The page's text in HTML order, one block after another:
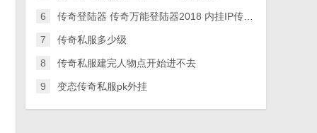
6 传奇登陆器 传奇万能登陆器2018 内挂IP传奇登陆器下载
7 传奇私服多少级
8 传奇私服建完人物点开始进不去
9 变态传奇私服pk外挂